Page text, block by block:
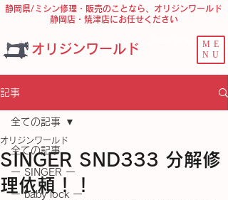
オリジンワールド
ME
NU
静岡県/ミシン修理・販売のことなら、オリジンワールド
静岡店・焼津店にお任せください
記事
全ての記事
ー SINGER ー
ー baby lock ー
全ての記事
SINGER SND333 分解修
理依頼！！
オリジンワールド